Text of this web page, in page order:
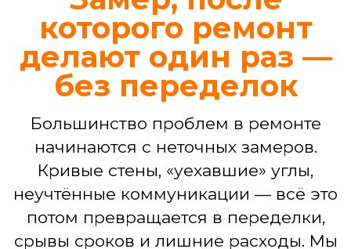
Ремонт ванной комнаты
Демонтаж, гидроизоляция, укладка
плитки, установка сантехники,
монтаж потолка, светильников.
ВАННОЙ
3D-визуализация интерьера
Подбор материалов,